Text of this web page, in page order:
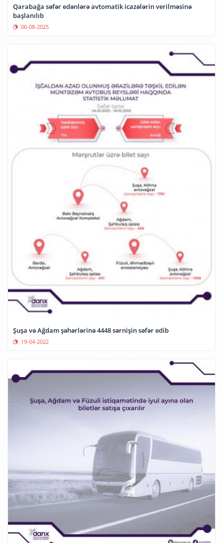
Qarabağa səfər edənlərə avtomatik icazələrin verilməsinə
başlanılıb
06-08-2025
Şuşa və Ağdam şəhərlərinə 4448 sərnişin səfər edib
19-04-2022